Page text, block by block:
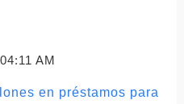
AM
en préstamos para